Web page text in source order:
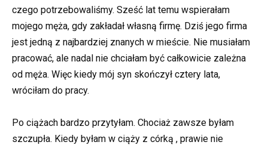
czego potrzebowaliśmy. Sześć lat temu wspierałam
mojego męża, gdy zakładał własną firmę. Dziś jego firma
jest jedną z najbardziej znanych w mieście. Nie musiałam
pracować, ale nadal nie chciałam być całkowicie zależna
od męża. Więc kiedy mój syn skończył cztery lata,
wróciłam do pracy.
Po ciążach bardzo przytyłam. Chociaż zawsze byłam
szczupła. Kiedy byłam w ciąży z córką , prawie nie